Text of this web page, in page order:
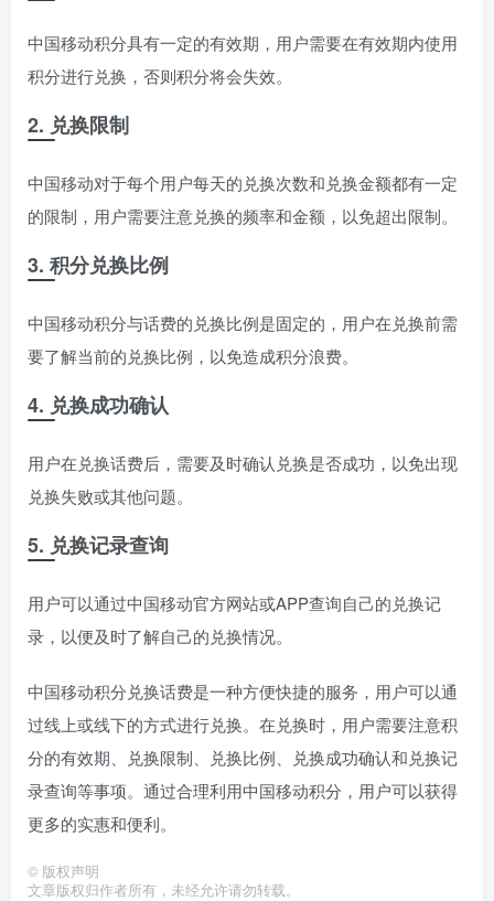
中国移动积分具有一定的有效期，用户需要在有效期内使用
积分进行兑换，否则积分将会失效。
2. 兑换限制
中国移动对于每个用户每天的兑换次数和兑换金额都有一定
的限制，用户需要注意兑换的频率和金额，以免超出限制。
3. 积分兑换比例
中国移动积分与话费的兑换比例是固定的，用户在兑换前需
要了解当前的兑换比例，以免造成积分浪费。
4. 兑换成功确认
用户在兑换话费后，需要及时确认兑换是否成功，以免出现
兑换失败或其他问题。
5. 兑换记录查询
用户可以通过中国移动官方网站或APP查询自己的兑换记
录，以便及时了解自己的兑换情况。
中国移动积分兑换话费是一种方便快捷的服务，用户可以通
过线上或线下的方式进行兑换。在兑换时，用户需要注意积
分的有效期、兑换限制、兑换比例、兑换成功确认和兑换记
录查询等事项。通过合理利用中国移动积分，用户可以获得
更多的实惠和便利。
© 版权声明
文章版权归作者所有，未经允许请勿转载。